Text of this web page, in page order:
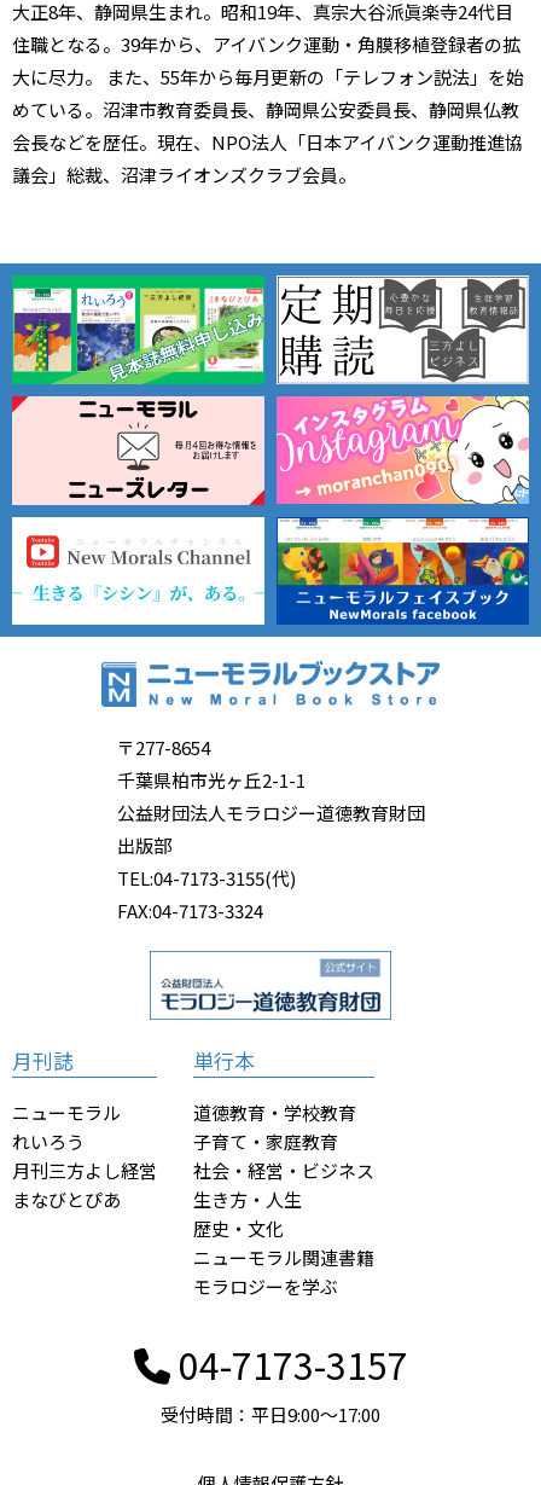
大正8年、静岡県生まれ。昭和19年、真宗大谷派眞楽寺24代目
住職となる。39年から、アイバンク運動・角膜移植登録者の拡
大に尽力。 また、55年から毎月更新の「テレフォン説法」を始
めている。沼津市教育委員長、静岡県公安委員長、静岡県仏教
会長などを歴任。現在、NPO法人「日本アイバンク運動推進協
議会」総裁、沼津ライオンズクラブ会員。
〒277-8654
千葉県柏市光ヶ丘2-1-1
公益財団法人モラロジー道徳教育財団
出版部
TEL:04-7173-3155(代)
FAX:04-7173-3324
月刊誌
ニューモラル
れいろう
月刊三方よし経営
まなびとぴあ
単行本
道徳教育・学校教育
子育て・家庭教育
社会・経営・ビジネス
生き方・人生
歴史・文化
ニューモラル関連書籍
モラロジーを学ぶ
04-7173-3157
受付時間：平日9:00〜17:00